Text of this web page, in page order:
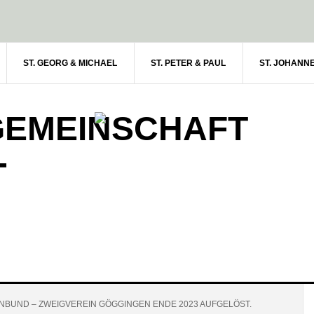
ST. GEORG & MICHAEL ST. PETER & PAUL ST.
– ZWEIGVEREIN GÖGGINGEN ENDE 2023 AUFGELÖST.